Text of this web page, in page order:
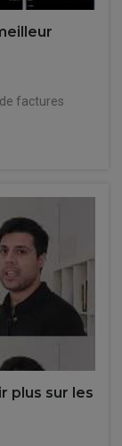
factures
plus sur les